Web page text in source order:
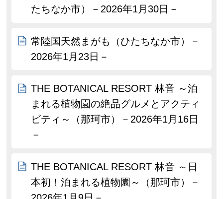
たちなか市）－2026年1月30日－
常陸国天然まがも（ひたちなか市）－
2026年1月23日－
THE BOTANICAL RESORT 林音 ～泊
まれる植物園の絶品グルメとアクティ
ビティ～（那珂市）－2026年1月16日
－
THE BOTANICAL RESORT 林音 ～日
本初！泊まれる植物園～（那珂市）－